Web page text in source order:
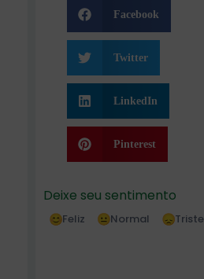
Facebook
Twitter
LinkedIn
Pinterest
Deixe seu sentimento
Feliz Normal Triste